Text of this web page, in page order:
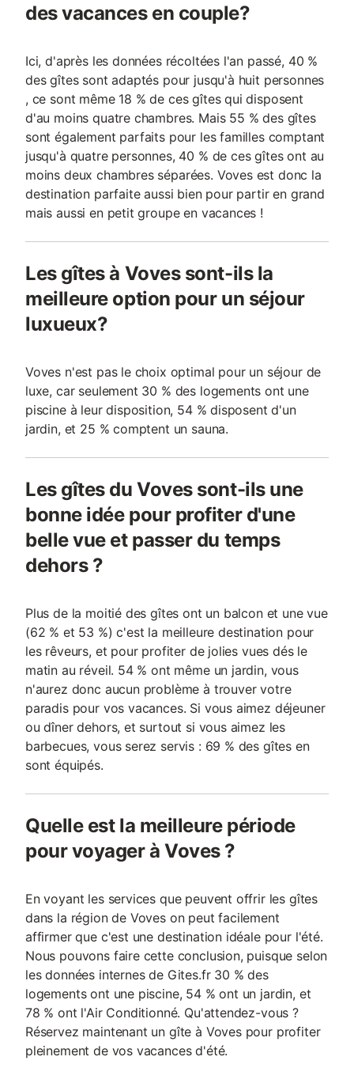
des vacances en couple?
Ici, d'après les données récoltées l'an passé, 40 %
des gîtes sont adaptés pour jusqu'à huit personnes
, ce sont même 18 % de ces gîtes qui disposent
d'au moins quatre chambres. Mais 55 % des gîtes
sont également parfaits pour les familles comptant
jusqu'à quatre personnes, 40 % de ces gîtes ont au
moins deux chambres séparées. Voves est donc la
destination parfaite aussi bien pour partir en grand
mais aussi en petit groupe en vacances !
Les gîtes à Voves sont-ils la
meilleure option pour un séjour
luxueux?
Voves n'est pas le choix optimal pour un séjour de
luxe, car seulement 30 % des logements ont une
piscine à leur disposition, 54 % disposent d'un
jardin, et 25 % comptent un sauna.
Les gîtes du Voves sont-ils une
bonne idée pour profiter d'une
belle vue et passer du temps
dehors ?
Plus de la moitié des gîtes ont un balcon et une vue
(62 % et 53 %) c'est la meilleure destination pour
les rêveurs, et pour profiter de jolies vues dés le
matin au réveil. 54 % ont même un jardin, vous
n'aurez donc aucun problème à trouver votre
paradis pour vos vacances. Si vous aimez déjeuner
ou dîner dehors, et surtout si vous aimez les
barbecues, vous serez servis : 69 % des gîtes en
sont équipés.
Quelle est la meilleure période
pour voyager à Voves ?
En voyant les services que peuvent offrir les gîtes
dans la région de Voves on peut facilement
affirmer que c'est une destination idéale pour l'été.
Nous pouvons faire cette conclusion, puisque selon
les données internes de Gites.fr 30 % des
logements ont une piscine, 54 % ont un jardin, et
78 % ont l'Air Conditionné. Qu'attendez-vous ?
Réservez maintenant un gîte à Voves pour profiter
pleinement de vos vacances d'été.